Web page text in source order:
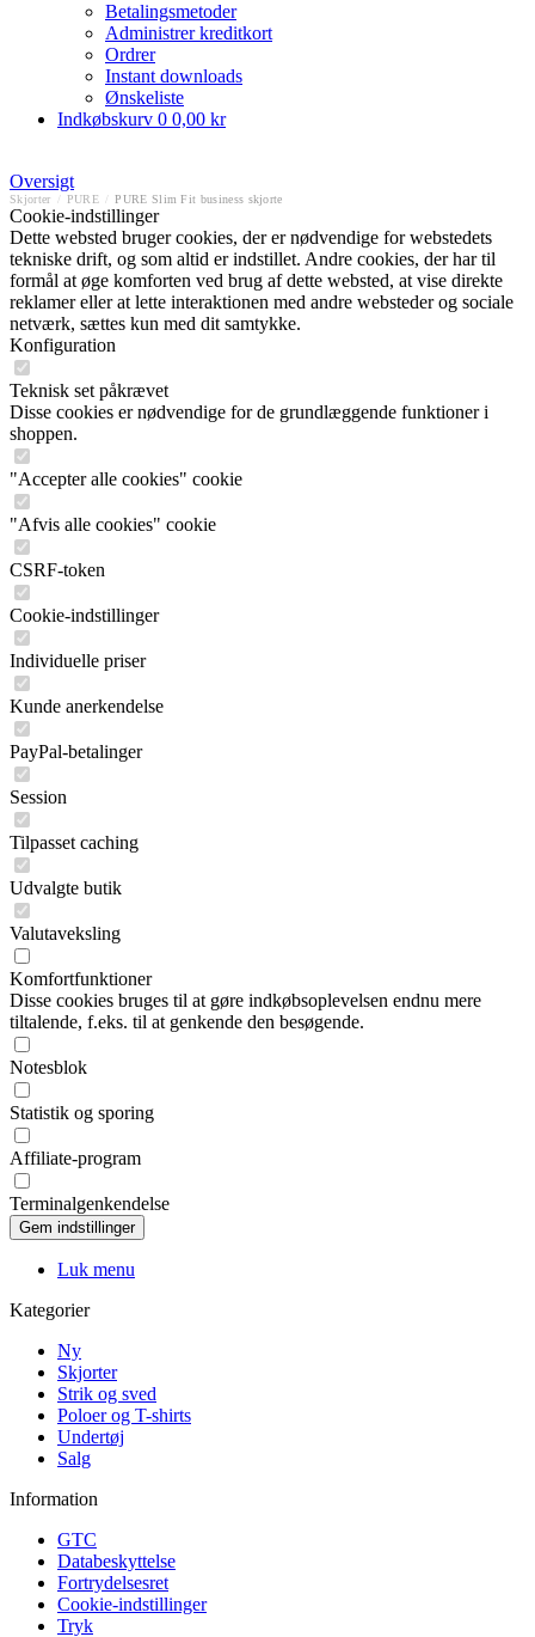
Betalingsmetoder
Administrer kreditkort
Ordrer
Instant downloads
Ønskeliste
Indkøbskurv 0 0,00 kr
Oversigt
Skjorter PURE PURE Slim Fit business skjorte
Cookie-indstillinger
Dette websted bruger cookies, der er nødvendige for webstedets
tekniske drift, og som altid er indstillet. Andre cookies, der har til
formål at øge komforten ved brug af dette websted, at vise direkte
reklamer eller at lette interaktionen med andre websteder og sociale
netværk, sættes kun med dit samtykke.
Konfiguration
Teknisk set påkrævet
Disse cookies er nødvendige for de grundlæggende funktioner i
shoppen.
"Accepter alle cookies" cookie
"Afvis alle cookies" cookie
CSRF-token
Cookie-indstillinger
Individuelle priser
Kunde anerkendelse
PayPal-betalinger
Session
Tilpasset caching
Udvalgte butik
Valutaveksling
Komfortfunktioner
Disse cookies bruges til at gøre indkøbsoplevelsen endnu mere
tiltalende, f.eks. til at genkende den besøgende.
Notesblok
Statistik og sporing
Affiliate-program
Terminalgenkendelse
Luk menu
Kategorier
Ny
Skjorter
Strik og sved
Poloer og T-shirts
Undertøj
Salg
Information
GTC
Databeskyttelse
Fortrydelsesret
Cookie-indstillinger
Tryk